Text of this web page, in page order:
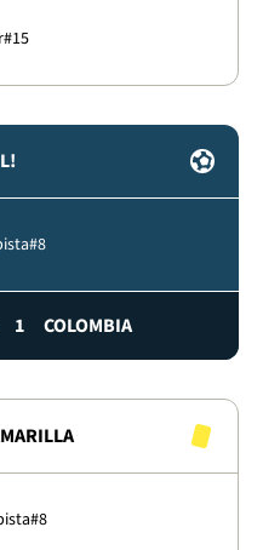
#15
#8
1 COLOMBIA
#8